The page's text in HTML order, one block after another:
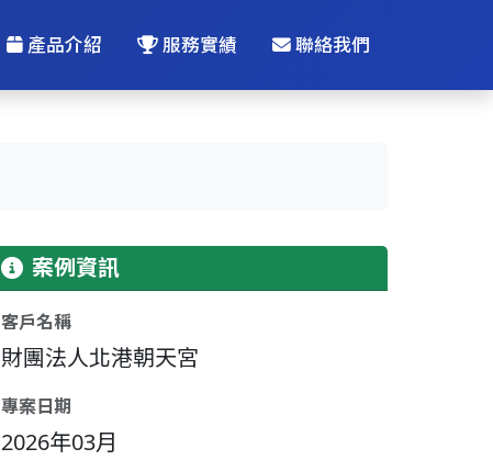
產品介紹 服務實績 聯絡我們
案例資訊
客戶名稱
財團法人北港朝天宮
專案日期
2026年03月